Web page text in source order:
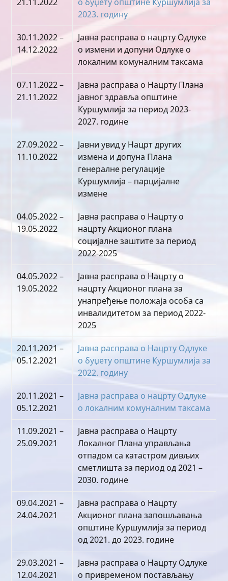
2023. годину
30.11.2022 –
14.12.2022
Јавна расправа о нацрту Одлуке
о измени и допуни Одлуке о
локалним комуналним таксама
07.11.2022 –
21.11.2022
Јавна расправа о Нацрту Плана
јавног здравља општине
Куршумлија за период 2023-
2027. године
27.09.2022 –
11.10.2022
Јавни увид у Нацрт других
измена и допуна Плана
генералне регулације
Куршумлија – парцијалне
измене
04.05.2022 –
19.05.2022
Јавна расправа о Нацрту о
нацрту Акционог плана
социјалне заштите за период
2022-2025
04.05.2022 –
19.05.2022
Јавна расправа о Нацрту о
нацрту Акционог плана за
унапређење положаја особа са
инвалидитетом за период 2022-
2025
20.11.2021 –
05.12.2021
Јавна расправа о Нацрту Oдлуке
о буџету општине Куршумлија за
2022. годину
20.11.2021 –
05.12.2021
Јавна расправа о нацрту Одлуке
о локалним комуналним таксама
11.09.2021 –
25.09.2021
Јавна расправа о Нацрту
Локалног Плана управљања
отпадом са катастром дивљих
сметлишта за период од 2021 –
2030. године
09.04.2021 –
24.04.2021
Јавна расправа о Нацрту
Акционог плана запошљавања
општине Куршумлија за период
од 2021. до 2023. године
29.03.2021 –
12.04.2021
Јавна расправа о Нацрту Одлуке
о привременом постављању